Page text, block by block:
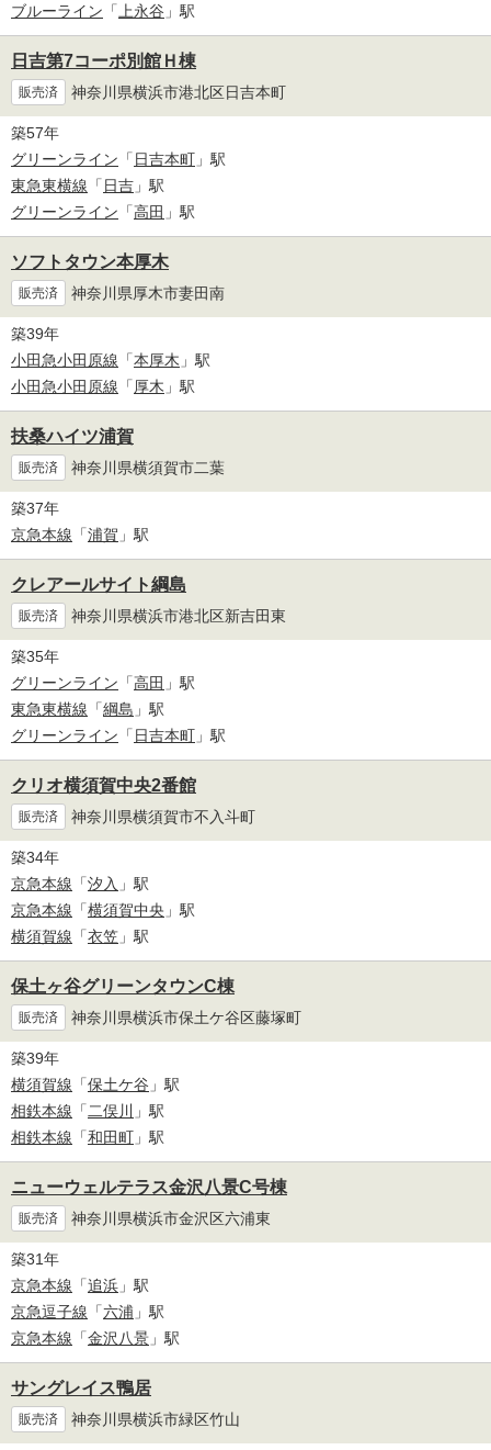
ブルーライン 「上永谷 」駅
日吉第7コーポ別館Ｈ棟
販売済 神奈川県横浜市港北区日吉本町
築57年
グリーンライン 「 日吉本町 」駅
東急東横線 「 日吉 」駅
グリーンライン 「高田 」駅
ソフトタウン本厚木
販売済 神奈川県厚木市妻田南
築39年
小田急小田原線 「本厚木 」駅
小田急小田原線 「厚木 」駅
扶桑ハイツ浦賀
販売済 神奈川県横須賀市二葉
築37年
京急本線 「浦賀 」駅
クレアールサイト綱島
販売済 神奈川県横浜市港北区新吉田東
築35年
グリーンライン 「高田 」駅
東急東横線 「綱島 」駅
グリーンライン 「 日吉本町 」駅
クリオ横須賀中央2番館
販売済 神奈川県横須賀市不入斗町
築34年
京急本線 「汐入 」駅
京急本線 「横須賀中央 」駅
横須賀線 「衣笠 」駅
保土ヶ谷グリーンタウンC棟
販売済 神奈川県横浜市保土ケ谷区藤塚町
築39年
横須賀線 「保土ケ谷 」駅
相鉄本線 「二俣川
」駅
相鉄本線 「和田町 」駅
ニューウェルテラス金沢八景C号棟
販売済 神奈川県横浜市金沢区六浦東
築31年
京急本線 「追浜 」駅
京急逗子線 「六浦 」駅
京急本線 「金沢八景 」駅
サングレイス鴨居
販売済 神奈川県横浜市緑区竹山